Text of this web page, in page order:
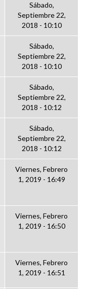
Sábado,
Septiembre 22,
2018 - 10:10
Sábado,
Septiembre 22,
2018 - 10:10
Sábado,
Septiembre 22,
2018 - 10:12
Sábado,
Septiembre 22,
2018 - 10:12
Viernes, Febrero
1, 2019 - 16:49
Viernes, Febrero
1, 2019 - 16:50
Viernes, Febrero
1, 2019 - 16:51